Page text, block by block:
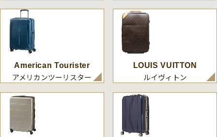
American Tourister
アメリカンツーリスター
LOUIS VUITTON
ルイヴィトン